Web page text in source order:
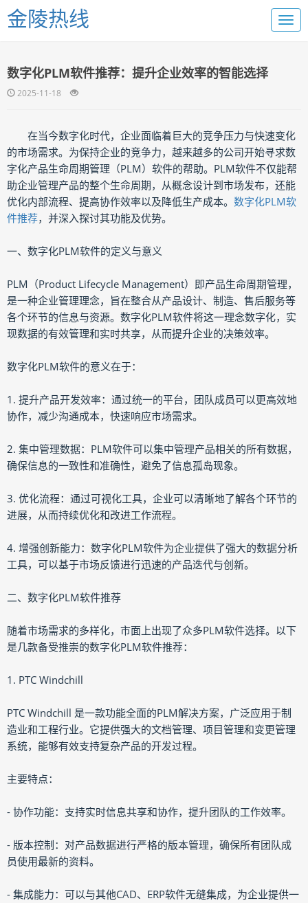
金陵热线
数字化PLM软件推荐：提升企业效率的智能选择
2025-11-18
在当今数字化时代，企业面临着巨大的竞争压力与快速变化
的市场需求。为保持企业的竞争力，越来越多的公司开始寻求数
字化产品生命周期管理（PLM）软件的帮助。PLM软件不仅能帮
助企业管理产品的整个生命周期，从概念设计到市场发布，还能
优化内部流程、提高协作效率以及降低生产成本。 数字化PLM软
件推荐，并深入探讨其功能及优势。
一、数字化PLM软件的定义与意义
PLM（Product Lifecycle Management）即产品生命周期管理，
是一种企业管理理念，旨在整合从产品设计、制造、售后服务等
各个环节的信息与资源。数字化PLM软件将这一理念数字化，实
现数据的有效管理和实时共享，从而提升企业的决策效率。
数字化PLM软件的意义在于：
1. 提升产品开发效率：通过统一的平台，团队成员可以更高效地
协作，减少沟通成本，快速响应市场需求。
2. 集中管理数据：PLM软件可以集中管理产品相关的所有数据，
确保信息的一致性和准确性，避免了信息孤岛现象。
3. 优化流程：通过可视化工具，企业可以清晰地了解各个环节的
进展，从而持续优化和改进工作流程。
4. 增强创新能力：数字化PLM软件为企业提供了强大的数据分析
工具，可以基于市场反馈进行迅速的产品迭代与创新。
二、数字化PLM软件推荐
随着市场需求的多样化，市面上出现了众多PLM软件选择。以下
是几款备受推崇的数字化PLM软件推荐：
1. PTC Windchill
PTC Windchill 是一款功能全面的PLM解决方案，广泛应用于制
造业和工程行业。它提供强大的文档管理、项目管理和变更管理
系统，能够有效支持复杂产品的开发过程。
主要特点：
- 协作功能：支持实时信息共享和协作，提升团队的工作效率。
- 版本控制：对产品数据进行严格的版本管理，确保所有团队成
员使用最新的资料。
- 集成能力：可以与其他CAD、ERP软件无缝集成，为企业提供一